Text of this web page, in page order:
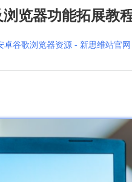
览器功能拓展教
卓谷歌浏览器资源 - 新思维站官网